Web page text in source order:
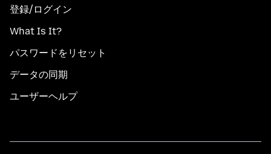
登録/ログイン
What Is It?
パスワードをリセット
データの同期
ユーザーヘルプ